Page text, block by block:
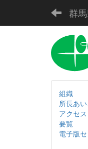
群
組織
所長あ
アクセス
要覧
電子版